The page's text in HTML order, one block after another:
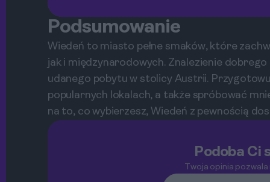
Podsumowanie
Wiedeń to miasto pełne smaków, które
jak i międzynarodowych. Znalezienie
udanego pobytu w stolicy Austrii.
popularnych lokalach, a także spróbować
na to, co wybierzesz, Wiedeń z pewnością
Podoba Ci
Twoja opinia